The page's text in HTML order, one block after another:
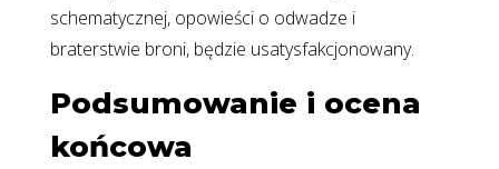
schematycznej, opowieści o odwadze i
braterstwie broni, będzie usatysfakcjonowany.
Podsumowanie i ocena
końcowa